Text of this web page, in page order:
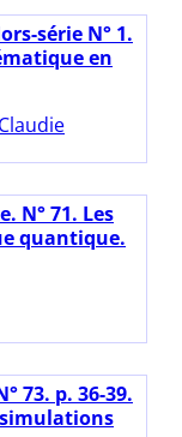
série N° 1.
en
N° 71. Les
quantique.
73. p. 36-39.